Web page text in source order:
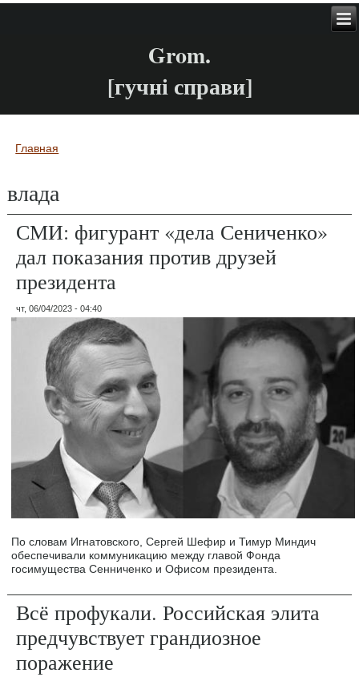
Grom.
[гучні справи]
Вы здесь
Главная
влада
СМИ: фигурант «дела Сениченко»
дал показания против друзей
президента
чт, 06/04/2023 - 04:40
По словам Игнатовского, Сергей Шефир и Тимур Миндич
обеспечивали коммуникацию между главой Фонда
госимущества Сенниченко и Офисом президента.
Всё профукали. Российская элита
предчувствует грандиозное
поражение